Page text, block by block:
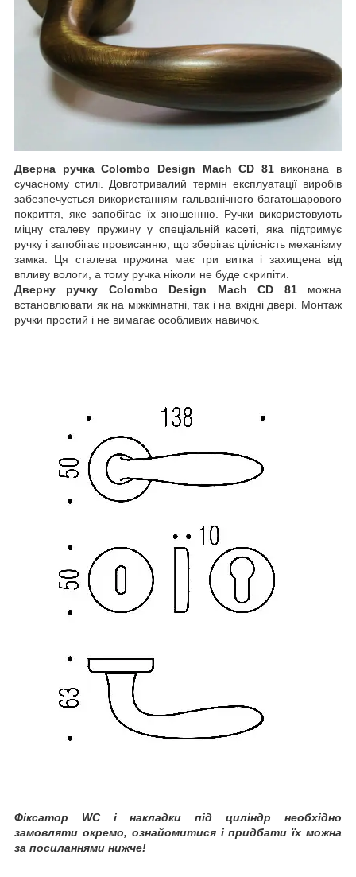
Дверна ручка Colombo Design Mach CD 81виконана в
сучасному стилі. Довготривалий термін експлуатації виробів
забезпечується використанням гальванічного багатошарового
покриття, яке запобігає їх зношенню. Ручки використовують
міцну сталеву пружину у спеціальній касеті, яка підтримує
ручку і запобігає провисанню, що зберігає цілісність механізму
замка. Ця сталева пружина має три витка і захищена від
впливу вологи, а тому ручка ніколи не буде скрипіти.
Дверну ручку Colombo Design Mach CD 81можна
встановлювати як на міжкімнатні, так і на вхідні двері. Монтаж
ручки простий і не вимагає особливих навичок.
Фіксатор WC і накладки під циліндр необхідно
замовляти окремо, ознайомитися і придбати їх можна
за посиланнями нижче!